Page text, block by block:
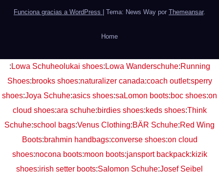
Funciona gracias a WordPress Tema: News Way por Themeansar.
Home
: Lowa Schuheolukai shoes: Lowa Wanderschuhe:Running
Shoes:brooks shoes:naturalizer canada:coach outlet:sperry
shoes:Joya Schuhe:asics shoes:saLomon boots:boc shoes:on
cloud shoes:ara schuhe:birdies shoes:keds shoes:Think
Schuhe:school bags:Venus Clothing:BÄR Schuhe:Red Wing
Boots:brahmin handbags:converse shoes:on cloud
shoes:nocona boots:moon boots:jansport backpack:kizik
shoes:irish setter boots:Salomon Schuhe:Josef Seibel